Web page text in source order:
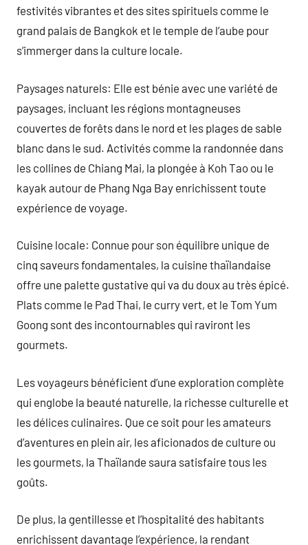
festivités vibrantes et des sites spirituels comme le
grand palais de Bangkok et le temple de l’aube pour
s’immerger dans la culture locale.
Paysages naturels: Elle est bénie avec une variété de
paysages, incluant les régions montagneuses
couvertes de forêts dans le nord et les plages de sable
blanc dans le sud. Activités comme la randonnée dans
les collines de Chiang Mai, la plongée à Koh Tao ou le
kayak autour de Phang Nga Bay enrichissent toute
expérience de voyage.
Cuisine locale: Connue pour son équilibre unique de
cinq saveurs fondamentales, la cuisine thaïlandaise
offre une palette gustative qui va du doux au très épicé.
Plats comme le Pad Thai, le curry vert, et le Tom Yum
Goong sont des incontournables qui raviront les
gourmets.
Les voyageurs bénéficient d’une exploration complète
qui englobe la beauté naturelle, la richesse culturelle et
les délices culinaires. Que ce soit pour les amateurs
d’aventures en plein air, les aficionados de culture ou
les gourmets, la Thaïlande saura satisfaire tous les
goûts.
De plus, la gentillesse et l’hospitalité des habitants
enrichissent davantage l’expérience, la rendant